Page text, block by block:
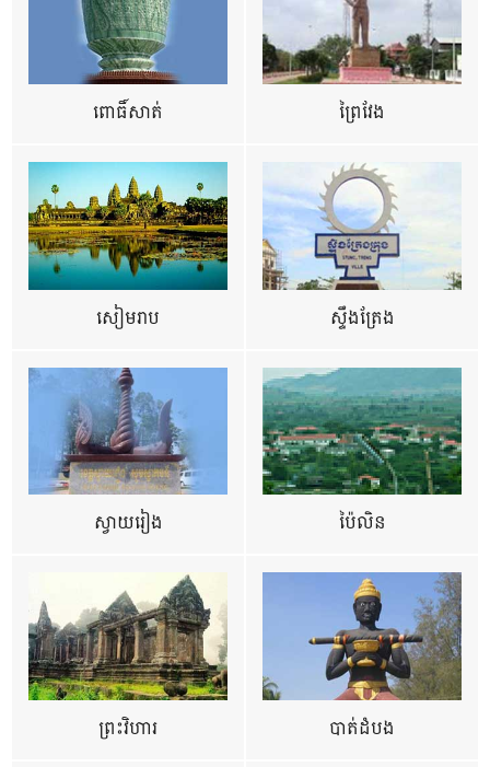
ពោធិ៍សាត់ ព្រៃវែង
សៀមរាប ស្ទឹងត្រែង
ស្វាយរៀង ប៉ៃលិន
ព្រះវិហារ បាត់ដំបង